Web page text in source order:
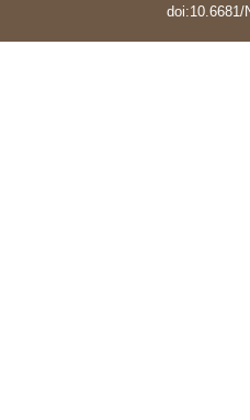
doi:10.6681/